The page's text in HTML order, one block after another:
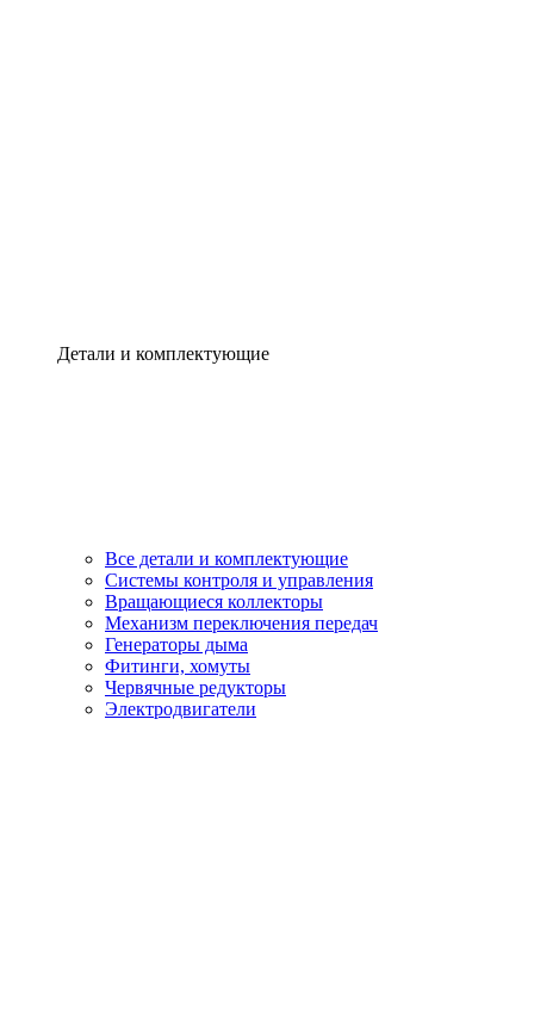
Детали и комплектующие
Все детали и комплектующие
Системы контроля и управления
Вращающиеся коллекторы
Механизм переключения передач
Генераторы дыма
Фитинги, хомуты
Червячные редукторы
Электродвигатели